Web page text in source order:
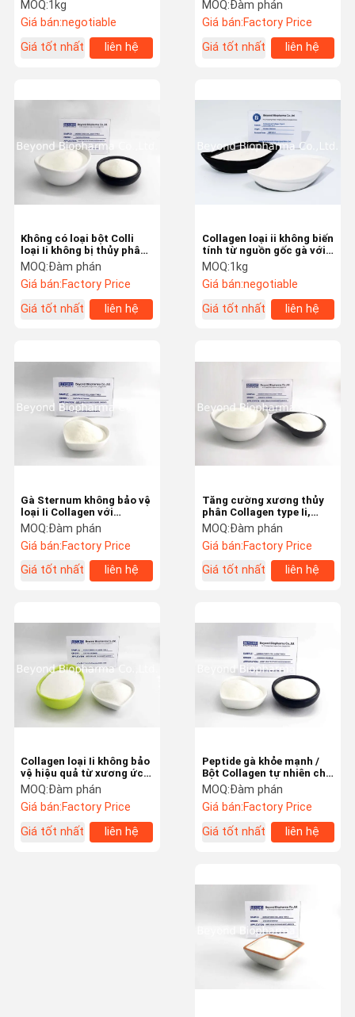
Kiểm Soát
Liên Hệ
Company
Bột collagen thủy phân
Bột gelatin ăn được
Loại ii Gà Collagen
Bột cá collagen
Bovine Type ii Collagen
Collagen cá Tripeptide
Hạt Collagen bò
Bột Collagen bò
Bột Axit Hyaluronic
Glucosamine Hiđrôclorua bột
Phycocyanin bột
Pea Protein bột
Bột Curcumin
Sản xuất hợp đồng bổ sung chế độ ăn uống
MOQ:Đàm phán
Giá bán:Factory Price
Giá tốt nhất
liên hệ
lượng protein tự nhiên
MOQ:1kg
Giá bán:negotiable
Giá tốt nhất
liên hệ
Collagen loại ii không biến
tính từ nguồn gốc gà với
10% protein hoạt tính cho
viên nang sức khỏe Joint
MOQ:1kg
Giá bán:negotiable
Giá tốt nhất
liên hệ
Không có loại bột Colli
loại Ii không bị thủy phân
với khả năng chảy tốt cho
viên nang
MOQ:Đàm phán
Giá bán:Factory Price
Giá tốt nhất
liên hệ
Tăng cường xương thủy
phân Collagen type Ii,
Collagen Peptide Powder
MOQ:Đàm phán
Giá bán:Factory Price
Giá tốt nhất
liên hệ
Gà Sternum không bảo vệ
loại Ii Collagen với
Collagen bản địa để chữa
bệnh loãng xương
MOQ:Đàm phán
Giá bán:Factory Price
Giá tốt nhất
liên hệ
Peptide gà khỏe mạnh /
Bột Collagen tự nhiên cho
viên nang cứng
MOQ:Đàm phán
Giá bán:Factory Price
Giá tốt nhất
liên hệ
Collagen loại Ii không bảo
vệ hiệu quả từ xương ức
Tái tạo tổn thương khớp
cho các tế bào
MOQ:Đàm phán
Giá bán:Factory Price
Giá tốt nhất
liên hệ